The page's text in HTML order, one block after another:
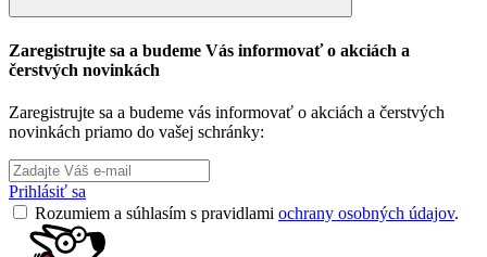
Zaregistrujte sa a budeme Vás informovať o akciách a
čerstvých novinkách
Zaregistrujte sa a budeme vás informovať o akciách a čerstvých
novinkách priamo do vašej schránky:
Prihlásiť sa
Rozumiem a súhlasím s pravidlami ochrany osobných údajov.